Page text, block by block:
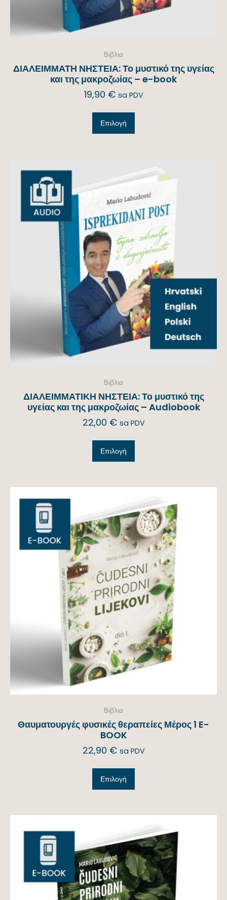
Βιβλια
ΔΙΑΛΕΙΜΜΑΤΗ ΝΗΣΤΕΙΑ: Το μυστικό της υγείας
και της μακροζωίας – e-book
19,90 € sa PDV
Επιλογή
Βιβλια
ΔΙΑΛΕΙΜΜΑΤΙΚΗ ΝΗΣΤΕΙΑ: Το μυστικό της
υγείας και της μακροζωίας – Audiobook
22,00 € sa PDV
Επιλογή
Βιβλια
Θαυματουργές φυσικές θεραπείες Μέρος 1 E-
BOOK
22,90 € sa PDV
Επιλογή